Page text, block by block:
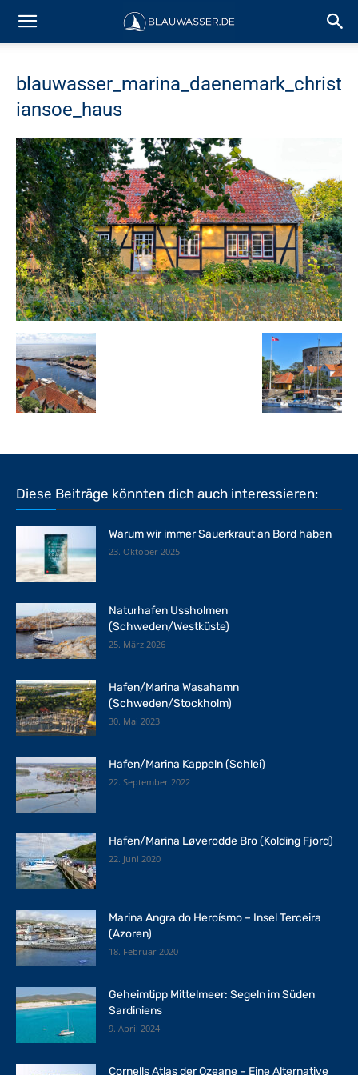
blauwasser_marina_daenemark_christ
iansoe_haus
Diese Beiträge könnten dich auch interessieren:
Warum wir immer Sauerkraut an Bord haben
23. Oktober 2025
Naturhafen Ussholmen
(Schweden/Westküste)
25. März 2026
Hafen/Marina Wasahamn
(Schweden/Stockholm)
30. Mai 2023
Hafen/Marina Kappeln (Schlei)
22. September 2022
Hafen/Marina Løverodde Bro (Kolding Fjord)
22. Juni 2020
Marina Angra do Heroísmo – Insel Terceira
(Azoren)
18. Februar 2020
Geheimtipp Mittelmeer: Segeln im Süden
Sardiniens
9. April 2024
Cornells Atlas der Ozeane – Eine Alternative